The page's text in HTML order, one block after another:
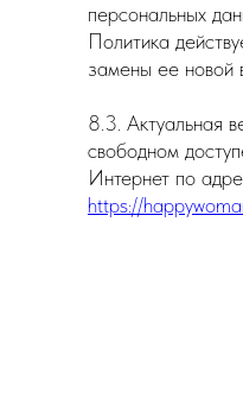
персональных
Политика
замены ее новой
8.3. Актуальная
свободном
Интернет по
https://